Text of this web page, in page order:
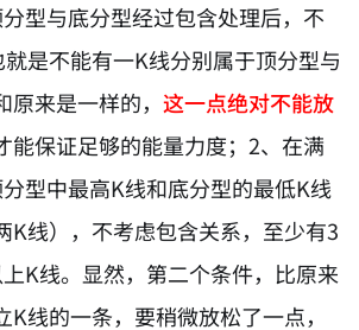
型与底分型经过包含处理后，不
是不能有一K线分别属于顶分型与
原来是一样的，这一点绝对不能放
能保证足够的能量力度；2、在满
型中最高K线和底分型的最低K线
K线），不考虑包含关系，至少有3
K线。显然，第二个条件，比原来
线的一条，要稍微放松了一点，